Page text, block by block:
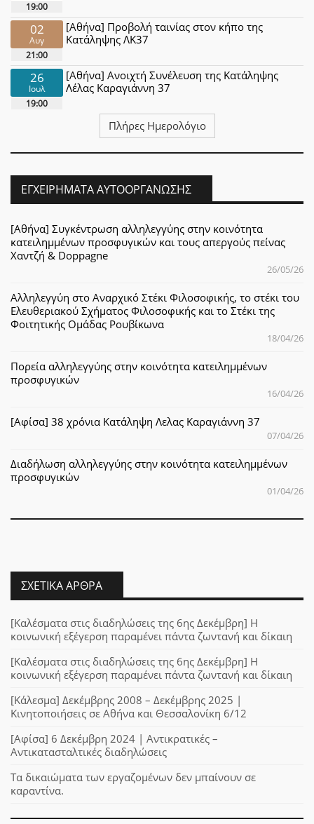
19:00
02
Αυγ
21:00
[Αθήνα] Προβολή ταινίας στον κήπο της
Κατάληψης ΛΚ37
26
Ιουλ
19:00
[Αθήνα] Ανοιχτή Συνέλευση της Κατάληψης
Λέλας Καραγιάννη 37
Πλήρες Ημερολόγιο
ΕΓΧΕΙΡΉΜΑΤΑ ΑΥΤΟΟΡΓΆΝΩΣΗΣ
[Αθήνα] Συγκέντρωση αλληλεγγύης στην κοινότητα
κατειλημμένων προσφυγικών και τους απεργούς πείνας
Χαντζή & Doppagne
26/05/26
Αλληλεγγύη στο Αναρχικό Στέκι Φιλοσοφικής, το στέκι του
Ελευθεριακού Σχήματος Φιλοσοφικής και το Στέκι της
Φοιτητικής Ομάδας Ρουβίκωνα
18/04/26
Πορεία αλληλεγγύης στην κοινότητα κατειλημμένων
προσφυγικών
16/04/26
[Αφίσα] 38 χρόνια Κατάληψη Λελας Καραγιάννη 37
07/04/26
Διαδήλωση αλληλεγγύης στην κοινότητα κατειλημμένων
προσφυγικών
01/04/26
ΣΧΕΤΙΚΆ ΆΡΘΡΑ
[Καλέσματα στις διαδηλώσεις της 6ης Δεκέμβρη] Η
κοινωνική εξέγερση παραμένει πάντα ζωντανή και δίκαιη
[Καλέσματα στις διαδηλώσεις της 6ης Δεκέμβρη] Η
κοινωνική εξέγερση παραμένει πάντα ζωντανή και δίκαιη
[Κάλεσμα] Δεκέμβρης 2008 – Δεκέμβρης 2025 |
Κινητοποιήσεις σε Αθήνα και Θεσσαλονίκη 6/12
[Αφίσα] 6 Δεκέμβρη 2024 | Αντικρατικές –
Αντικατασταλτικές διαδηλώσεις
Τα δικαιώματα των εργαζομένων δεν μπαίνουν σε
καραντίνα.